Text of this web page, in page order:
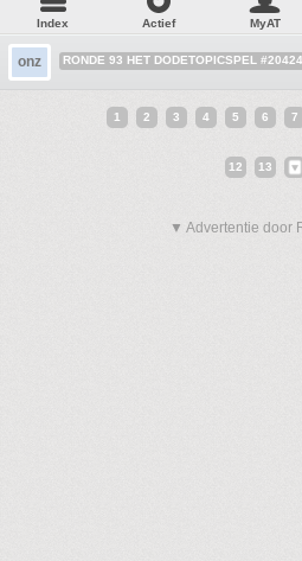
Index Actief MyAT
onz RONDE 93 HET DODETOPICSPEL #20424
1 2 3 4 5 6 7
12 13
▼ Advertentie door